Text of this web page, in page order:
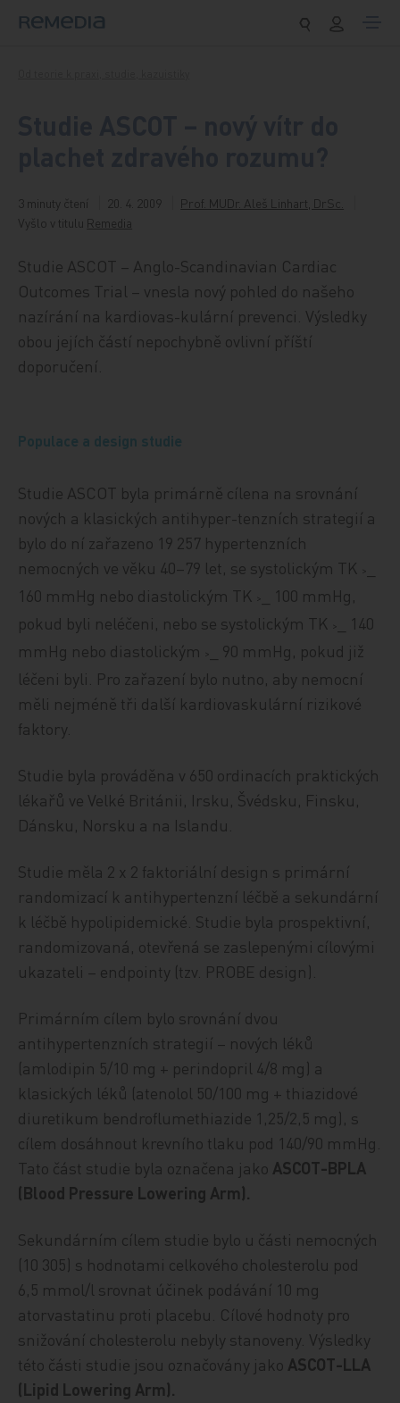
3 minuty čtení 20. 4. 2009
Prof. MUDr. Aleš Linhart, DrSc.
Vyšlo v titulu Remedia
Studie ASCOT – Anglo-Scandinavian Cardiac
Outcomes Trial – vnesla nový pohled do našeho
nazírání na kardiovas-kulární prevenci. Výsledky
obou jejích částí nepochybně ovlivní příští
doporučení.
Populace a design studie
Studie ASCOT byla primárně cílena na srovnání
nových a klasických antihyper-tenzních strategií a
bylo do ní zařazeno 19 257 hypertenzních
nemocných ve věku 40–79 let, se systolickým TK
160 mmHg nebo diastolickým TK
_ 100 mmHg,
pokud byli neléčeni, nebo se systolickým TK
_ 140
mmHg nebo diastolickým
_ 90 mmHg, pokud již
léčeni byli. Pro zařazení bylo nutno, aby nemocní
měli nejméně tři další kardiovaskulární rizikové
faktory.
Studie byla prováděna v 650 ordinacích praktických
lékařů ve Velké Británii, Irsku, Švédsku, Finsku,
Dánsku, Norsku a na Islandu.
Studie měla 2 x 2 faktoriální design s primární
randomizací k antihypertenzní léčbě a sekundární
k léčbě hypolipidemické. Studie byla prospektivní,
randomizovaná, otevřená se zaslepenými cílovými
ukazateli – endpointy (tzv. PROBE design).
Primárním cílem bylo srovnání dvou
antihypertenzních strategií – nových léků
(amlodipin 5/10 mg + perindopril 4/8 mg) a
klasických léků (atenolol 50/100 mg + thiazidové
diuretikum bendroflumethiazide 1,25/2,5 mg), s
cílem dosáhnout krevního tlaku pod 140/90 mmHg.
Tato část studie byla označena jako ASCOT-BPLA
(Blood Pressure Lowering Arm).
Sekundárním cílem studie bylo u části nemocných
(10 305) s hodnotami celkového cholesterolu pod
6,5 mmol/l srovnat účinek podávání 10 mg
atorvastatinu proti placebu. Cílové hodnoty pro
snižování cholesterolu nebyly stanoveny. Výsledky
této části studie jsou označovány jako ASCOT-LLA
(Lipid Lowering Arm).